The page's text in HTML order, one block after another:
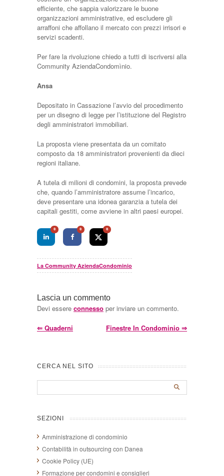
efficiente, che sappia valorizzare le buone
organizzazioni amministrative, ed escludere gli
arraffoni che affollano il mercato con prezzi irrisori e
servizi scadenti.
Per fare la rivoluzione chiedo a tutti di iscriversi alla
Community AziendaCondomìnio.
Ansa
Depositato in Cassazione l’avvio del procedimento
per un disegno di legge per l’istituzione del Registro
degli amministratori immobiliari.
La proposta viene presentata da un comitato
composto da 18 amministratori provenienti da dieci
regioni italiane.
A tutela di milioni di condomini, la proposta prevede
che, quando l’amministratore assume l’incarico,
deve presentare una idonea garanzia a tutela dei
capitali gestiti, come avviene in altri paesi europei.
0 0 0
La Community AziendaCondominio
Lascia un commento
Devi essere connesso per inviare un commento.
⇐ Quaderni Finestre In Condominio ⇒
CERCA NEL SITO
SEZIONI
Amministrazione di condominio
Contabilità in outsourcing con Danea
Cookie Policy (UE)
Formazione per condomini e consiglieri